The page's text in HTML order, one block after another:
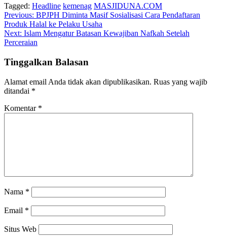
Tagged: Headline kemenag MASJIDUNA.COM
Navigasi
pos
Previous: BPJPH Diminta Masif Sosialisasi Cara Pendaftaran
Produk Halal ke Pelaku Usaha
Next: Islam Mengatur Batasan Kewajiban Nafkah Setelah
Perceraian
Tinggalkan Balasan
Alamat email Anda tidak akan dipublikasikan. Ruas yang wajib
ditandai *
Komentar *
Nama *
Email *
Situs Web